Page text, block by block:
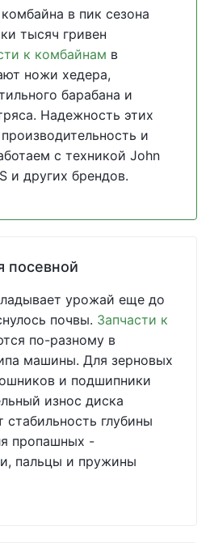
в пик сезона
тысяч гривен
к комбайнам в
ножи хедера,
барабана и
Надежность этих
и
с техникой John
и других брендов.
посевной
урожай еще до
почвы. Запчасти к
по-разному в
машины. Для зерновых
и подшипники
износ диска
глубины
пропашных -
пальцы и пружины